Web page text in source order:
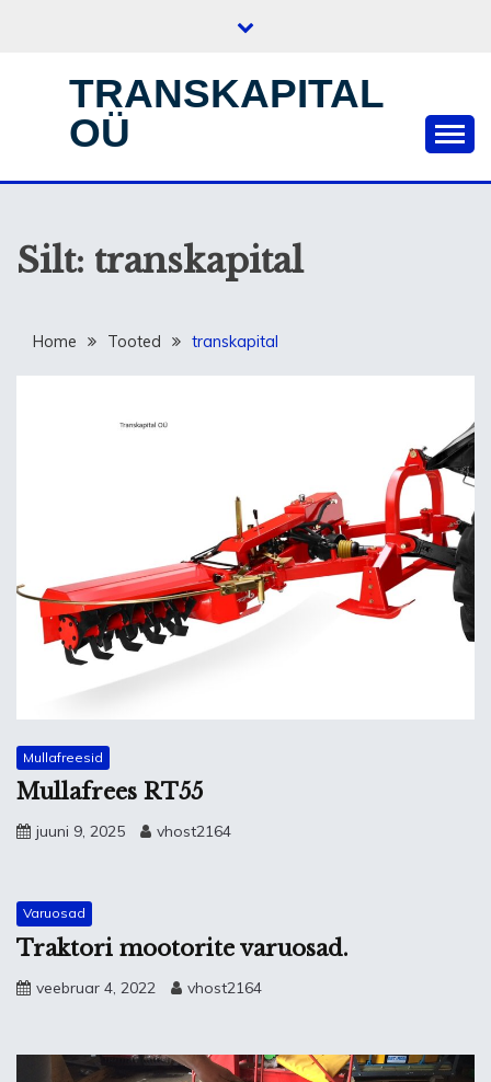
TRANSKAPITAL
OÜ
Silt: transkapital
Home Tooted transkapital
Mullafreesid
Mullafrees RT55
juuni 9, 2025 vhost2164
Varuosad
Traktori mootorite varuosad.
veebruar 4, 2022 vhost2164